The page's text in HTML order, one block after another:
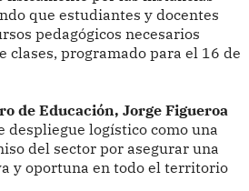
que estudiantes y docentes
pedagógicos necesarios
clases, programado para el 16 de
de Educación, Jorge Figueroa
despliegue logístico como una
del sector por asegurar una
y oportuna en todo el territorio